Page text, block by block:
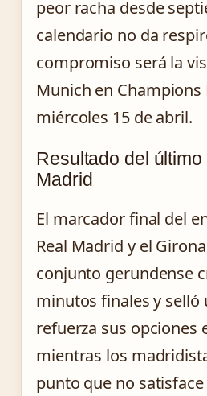
peor racha desde
calendario no da
compromiso será la
Munich en Champions
miércoles 15 de abril.
Resultado del
Madrid
El marcador final del
Real Madrid y el
conjunto gerundense
minutos finales y selló
refuerza sus opciones
mientras los
punto que no